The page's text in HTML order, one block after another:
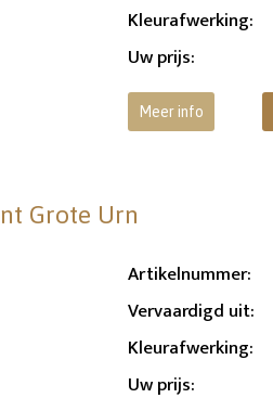
Kleurafwerking:
Uw prijs:
Meer info
Grote Urn
Artikelnummer:
Vervaardigd uit:
Kleurafwerking:
Uw prijs: